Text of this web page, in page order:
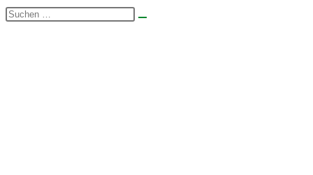
Zum
Diese